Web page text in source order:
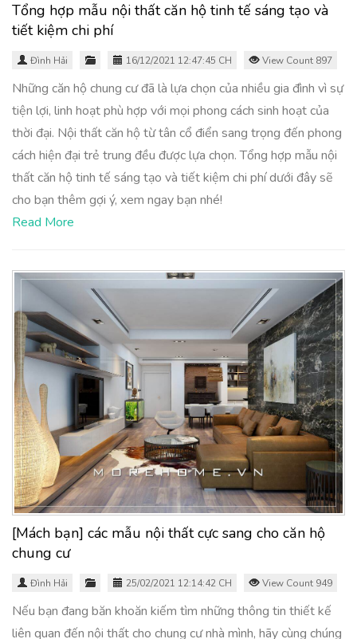
Tổng hợp mẫu nội thất căn hộ tinh tế sáng tạo và
tiết kiệm chi phí
Đình Hải 16/12/2021 12:47:45 CH View Count 897
Những căn hộ chung cư đã là lựa chọn của nhiều gia đình vì sự
tiện lợi, linh hoạt phù hợp với mọi phong cách sinh hoạt của
thời đại. Nội thất căn hộ từ tân cổ điển sang trọng đến phong
cách hiện đại trẻ trung đều được lựa chọn. Tổng hợp mẫu nội
thất căn hộ tinh tế sáng tạo và tiết kiệm chi phí dưới đây sẽ
cho bạn thêm gợi ý, xem ngay bạn nhé!
Read More
[Mách bạn] các mẫu nội thất cực sang cho căn hộ
chung cư
Đình Hải 25/02/2021 12:14:42 CH View Count 949
Nếu bạn đang băn khoăn kiếm tìm những thông tin thiết kế
liên quan đến nội thất cho chung cư nhà mình, hãy cùng chúng